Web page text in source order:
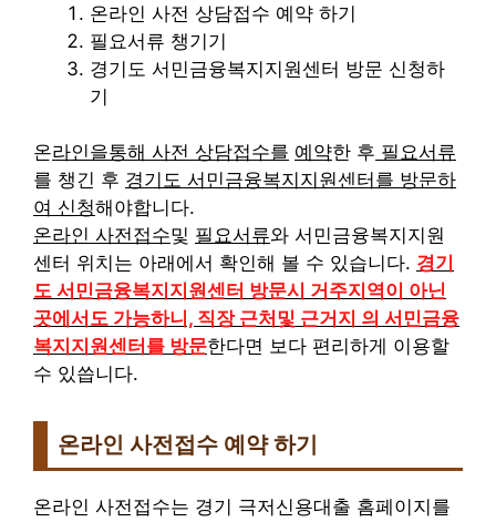
온라인 사전 상담접수 예약 하기
필요서류 챙기기
경기도 서민금융복지지원센터 방문 신청하
기
온라인을통해 사전 상담접수를 예약한 후 필요서류
를 챙긴 후 경기도 서민금융복지지원센터를 방문하
여 신청해야합니다.
온라인 사전접수및 필요서류와 서민금융복지지원
센터 위치는 아래에서 확인해 볼 수 있습니다. 경기
도 서민금융복지지원센터 방문시 거주지역이 아닌
곳에서도 가능하니, 직장 근처및 근거지 의 서민금융
복지지원센터를 방문한다면 보다 편리하게 이용할
수 있씁니다.
온라인 사전접수 예약 하기
온라인 사전접수는 경기 극저신용대출 홈페이지를